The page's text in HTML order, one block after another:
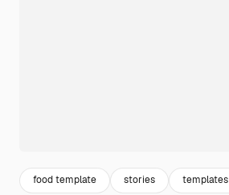
food template stories templates